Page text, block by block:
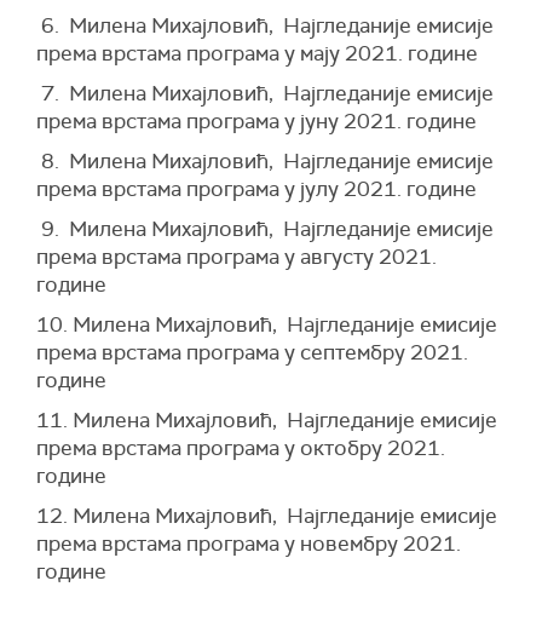
6. Милена Михајловић, Најгледаније емисије
према врстама програма у мају 2021. године
7. Милена Михајловић, Најгледаније емисије
према врстама програма у јуну 2021. године
8. Милена Михајловић, Најгледаније емисије
према врстама програма у јулу 2021. године
9. Милена Михајловић, Најгледаније емисије
према врстама програма у августу 2021.
године
10. Милена Михајловић, Најгледаније емисије
према врстама програма у септембру 2021.
године
11. Милена Михајловић, Најгледаније емисије
према врстама програма у октобру 2021.
године
12. Милена Михајловић, Најгледаније емисије
према врстама програма у новембру 2021.
године